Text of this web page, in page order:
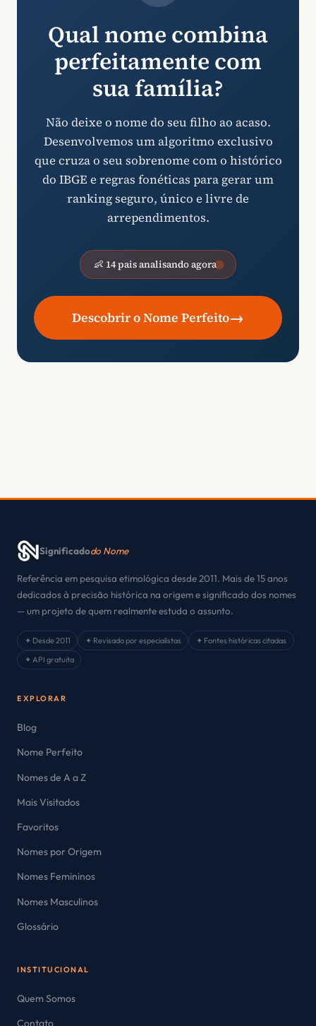
Qual nome combina
perfeitamente com
sua família?
Não deixe o nome do seu filho ao acaso.
Desenvolvemos um algoritmo exclusivo
que cruza o seu sobrenome com o histórico
do IBGE e regras fonéticas para gerar um
ranking seguro, único e livre de
arrependimentos.
👶 14 pais analisando agora
Descobrir o Nome Perfeito→
Significadodo Nome
Referência em pesquisa etimológica desde 2011. Mais de 15 anos
dedicados à precisão histórica na origem e significado dos nomes
— um projeto de quem realmente estuda o assunto.
✦ Desde 2011 ✦ Revisado por especialistas
✦ Fontes históricas citadas
✦ API gratuita
EXPLORAR
Blog
Nome Perfeito
Nomes de A a Z
Mais Visitados
Favoritos
Nomes por Origem
Nomes Femininos
Nomes Masculinos
Glossário
INSTITUCIONAL
Quem Somos
Contato